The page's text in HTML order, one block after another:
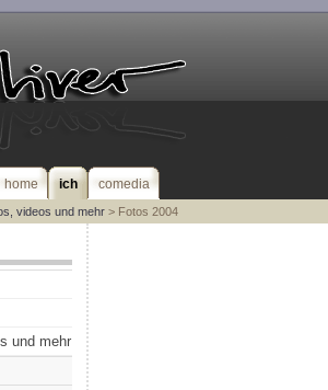
home ich comedia
videos und mehr> Fotos 2004
und mehr